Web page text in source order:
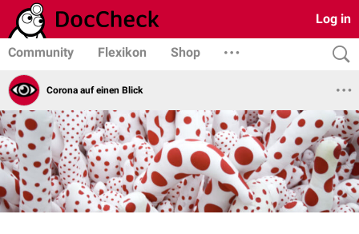
Log in
Community Flexikon Shop
Corona auf einen Blick